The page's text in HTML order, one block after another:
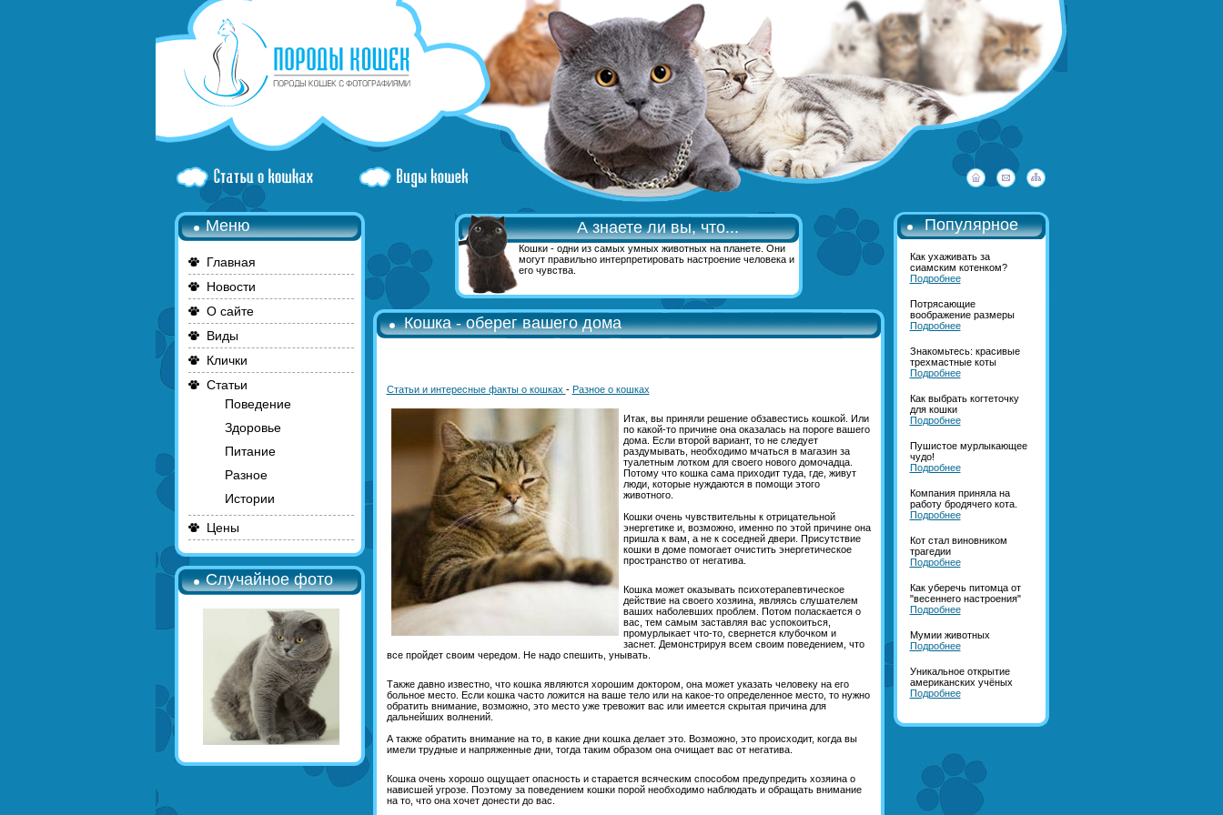
Меню
Главная
Новости
О сайте
Виды
Клички
Статьи
Поведение
Здоровье
Питание
Разное
Истории
Цены
Случайное фото
А знаете ли вы, что...
Кошки - одни из самых умных животных на планете. Они
могут правильно интерпретировать настроение человека и
его чувства.
Кошка - оберег вашего дома
Статьи и интересные факты о кошках - Разное о кошках
Итак, вы приняли решение обзавестись кошкой. Или
по какой-то причине она оказалась на пороге вашего
дома. Если второй вариант, то не следует
раздумывать, необходимо мчаться в магазин за
туалетным лотком для своего нового домочадца.
Потому что кошка сама приходит туда, где, живут
люди, которые нуждаются в помощи этого
животного.
Кошки очень чувствительны к отрицательной
энергетике и, возможно, именно по этой причине она
пришла к вам, а не к соседней двери. Присутствие
кошки в доме помогает очистить энергетическое
пространство от негатива.
Кошка может оказывать психотерапевтическое
действие на своего хозяина, являясь слушателем
ваших наболевших проблем. Потом поласкается о
вас, тем самым заставляя вас успокоиться,
промурлыкает что-то, свернется клубочком и
заснет. Демонстрируя всем своим поведением, что
все пройдет своим чередом. Не надо спешить, унывать.
Также давно известно, что кошка являются хорошим доктором, она может указать человеку на его
больное место. Если кошка часто ложится на ваше тело или на какое-то определенное место, то нужно
обратить внимание, возможно, это место уже тревожит вас или имеется скрытая причина для
дальнейших волнений.
А также обратить внимание на то, в какие дни кошка делает это. Возможно, это происходит, когда вы
имели трудные и напряженные дни, тогда таким образом она очищает вас от негатива.
Кошка очень хорошо ощущает опасность и старается всяческим способом предупредить хозяина о
нависшей угрозе. Поэтому за поведением кошки порой необходимо наблюдать и обращать внимание
на то, что она хочет донести до вас.
Популярное
Как ухаживать за
сиамским котенком?
Подробнее
Потрясающие
воображение размеры
Подробнее
Знакомьтесь: красивые
трехмастные коты
Подробнее
Как выбрать когтеточку
для кошки
Подробнее
Пушистое мурлыкающее
чудо!
Подробнее
Компания приняла на
работу бродячего кота.
Подробнее
Кот стал виновником
трагедии
Подробнее
Как уберечь питомца от
"весеннего настроения"
Подробнее
Мумии животных
Подробнее
Уникальное открытие
американских учёных
Подробнее